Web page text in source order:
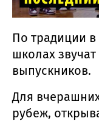
По традиции
школах
выпускников.
Для
рубеж,